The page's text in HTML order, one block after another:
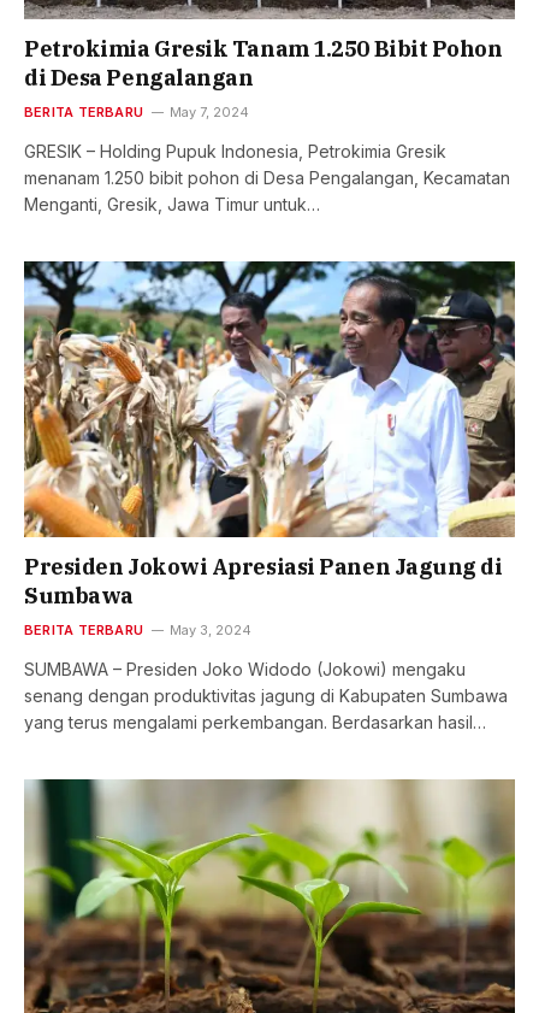
Petrokimia Gresik Tanam 1.250 Bibit Pohon
di Desa Pengalangan
BERITA TERBARU May 7, 2024
GRESIK – Holding Pupuk Indonesia, Petrokimia Gresik
menanam 1.250 bibit pohon di Desa Pengalangan, Kecamatan
Menganti, Gresik, Jawa Timur untuk…
Presiden Jokowi Apresiasi Panen Jagung di
Sumbawa
BERITA TERBARU May 3, 2024
SUMBAWA – Presiden Joko Widodo (Jokowi) mengaku
senang dengan produktivitas jagung di Kabupaten Sumbawa
yang terus mengalami perkembangan. Berdasarkan hasil…